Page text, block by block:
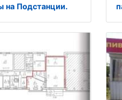
на Подстанции.